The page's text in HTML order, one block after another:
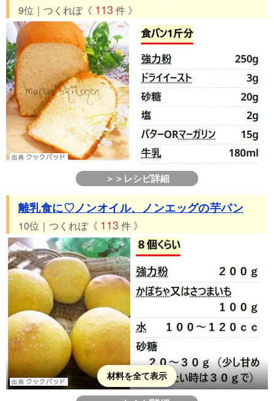
9位｜つくれぽ《 113 件 》
＞＞レシピ詳細
離乳食に♡ノンオイル、ノンエッグの芋パン
10位｜つくれぽ《 113 件 》
材料を全て表示